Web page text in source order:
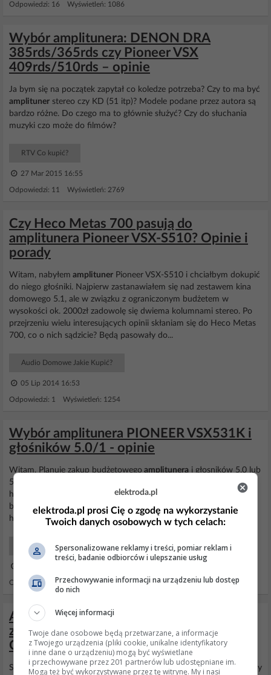
Odpowiedzi: 16 Wyświetleń: 1086
Wybór amplitunera: DENON DRA
385rds/365rds czy Pioneer VSX
409rds/510rds – opinie
Ja bym się na początek zapytał co koledze potrzeba? Czy to ma być
amplituner stereo czy KD (51 itp)? Modele podane przez autora są
bardzo różne. Do czego ma to głównie służyć? Czy do słuchania
muzyki czo może do filmów?
RTV Co kupić?
27 Mar 2015 16:55
Odpowiedzi: 11 Wyświetleń: 2769
Czy Heco Metas 700 pasują do
amplitunera Pioneer VSX-S510? Opinie i
porady
Witam, nabyłem amplituner Pioneer VSX-S510 i chciałbym dokupić
do niego głośniki. Najpierw zastanawiałem się nad zestawem kina
domowego 5.1, ale w związku z ograniczonym budżetem w
wysokości ok. 2000zł zadowolę się dwiema kolumnami stereo. Po
przejrzeniu wielu interesujących opinii skłaniam się do Heco Metas
700, co o nich sądzicie? Będą pasowały do...
Audio Domowe Jakie Kupić?
05 Lip 2014 16:53
Odpowiedzi: 1 Wyświetleń: 1254
Wybór amplitunera PIONEER VSX531K i
głośników 5.0/1 - opinie
Witam, Planuje zakup budżetowego amplitunera i głosników 5.0 lub
5.1 Znalazłem
https://allegro.pl/amplituner-pioneer-vs... Głośniki - nie wiem które
bedą lepsze https://allegro.pl/oferta/zestaw-kina-do...
https://allegro.pl/oferta/kolumny-glosni...
Audio Domowe Jakie Kupić?
Odpowiedzi: 3 Wyświetleń: 738
Amplituner Pioneer VSX-322: dźwięk
zanika po włączeniu subwoofera Carbon
CRS-030
Sprawdź napięcie gniazd po włączeniu suba, możliwe że uszkodzony
elektroda.pl
elektroda.pl prosi Cię o zgodę na wykorzystanie
Twoich danych osobowych w tych celach:
Spersonalizowane reklamy i treści, pomiar reklam i
treści, badanie odbiorców i ulepszanie usług
Przechowywanie informacji na urządzeniu lub dostęp
do nich
Więcej informacji
Twoje dane osobowe będą przetwarzane, a informacje
z Twojego urządzenia (pliki cookie, unikalne identyfikatory
i inne dane o urządzeniu) mogą być wyświetlane
i przechowywane przez 201 partnerów lub udostępniane im.
Mogą też być wykorzystywane przez tę witrynę. My i nasi